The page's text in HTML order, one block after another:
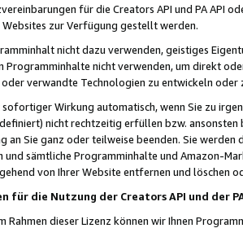
für die Creators API und PA API
Websites zur Verfügung gestellt werden.
nicht dazu verwenden, geistiges
Programminhalte nicht verwenden, um direkt
oder verwandte Technologien zu entwickeln
sofortiger Wirkung automatisch, wenn Sie zu
nicht rechtzeitig erfüllen bzw. ansonsten
an Sie ganz oder teilweise beenden. Sie werden
und sämtliche Programminhalte und Amazon-
von Ihrer Website entfernen und löschen
für die Nutzung der Creators API und der
Rahmen dieser Lizenz können wir Ihnen